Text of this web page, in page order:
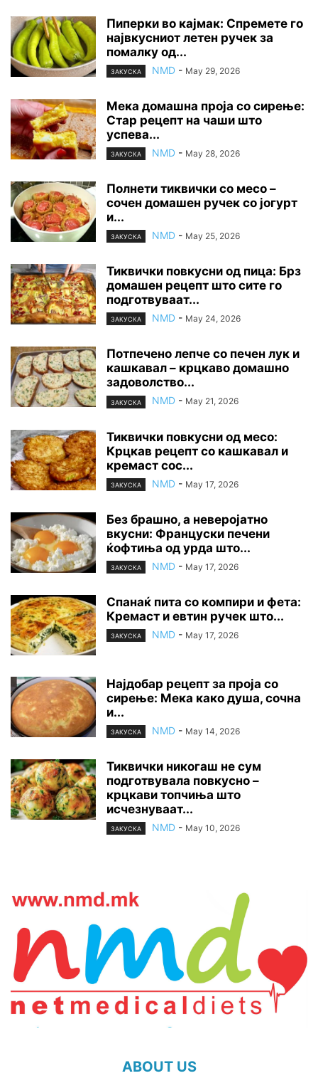
Пиперки во кајмак: Спремете го
највкусниот летен ручек за
помалку од...
ЗАКУСКА NMD - May 29, 2026
Мека домашна проја со сирење:
Стар рецепт на чаши што
успева...
ЗАКУСКА NMD - May 28, 2026
Полнети тиквички со месо –
сочен домашен ручек со јогурт
и...
ЗАКУСКА NMD - May 25, 2026
Тиквички повкусни од пица: Брз
домашен рецепт што сите го
подготвуваат...
ЗАКУСКА NMD - May 24, 2026
Потпечено лепче со печен лук и
кашкавал – крцкаво домашно
задоволство...
ЗАКУСКА NMD - May 21, 2026
Тиквички повкусни од месо:
Крцкав рецепт со кашкавал и
кремаст сос...
ЗАКУСКА NMD - May 17, 2026
Без брашно, а неверојатно
вкусни: Француски печени
ќофтиња од урда што...
ЗАКУСКА NMD - May 17, 2026
Спанаќ пита со компири и фета:
Кремаст и евтин ручек што...
ЗАКУСКА NMD - May 17, 2026
Најдобар рецепт за проја со
сирење: Мека како душа, сочна
и...
ЗАКУСКА NMD - May 14, 2026
Тиквички никогаш не сум
подготвувала повкусно –
крцкави топчиња што
исчезнуваат...
ЗАКУСКА NMD - May 10, 2026
ABOUT US